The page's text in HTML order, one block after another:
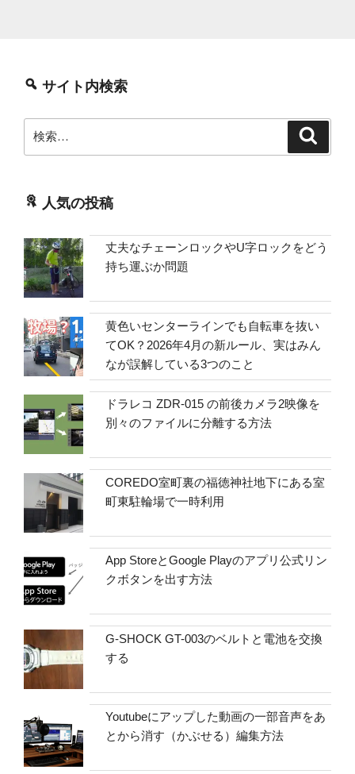
サイト内検索
索:
人気の投稿
丈夫なチェーンロックやU字ロックをどう
持ち運ぶか問題
黄色いセンターラインでも自転車を抜い
てOK？2026年4月の新ルール、実はみん
なが誤解している3つのこと
ドラレコ ZDR-015 の前後カメラ2映像を
別々のファイルに分離する方法
COREDO室町裏の福徳神社地下にある室
町東駐輪場で一時利用
App StoreとGoogle Playのアプリ公式リン
クボタンを出す方法
G-SHOCK GT-003のベルトと電池を交換
する
Youtubeにアップした動画の一部音声をあ
とから消す（かぶせる）編集方法